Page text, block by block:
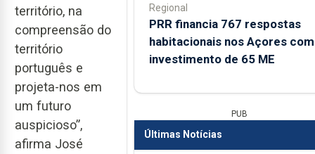
território, na
compreensão do
território
português e
projeta-nos em
um futuro
auspicioso”,
afirma José
Regional
PRR financia 767 respostas
habitacionais nos Açores com
investimento de 65 ME
PUB
Últimas Notícias